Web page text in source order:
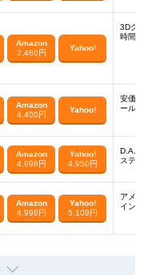
Amazon
2,480円
Yahoo!
3Dグリ
時間の
Amazon
4,400円
Yahoo!
安価で
ールカ
Amazon
4,998円
Yahoo!
4,950円
D.A.D
ステア
Amazon
4,998円
Yahoo!
5,109円
アメリ
イン